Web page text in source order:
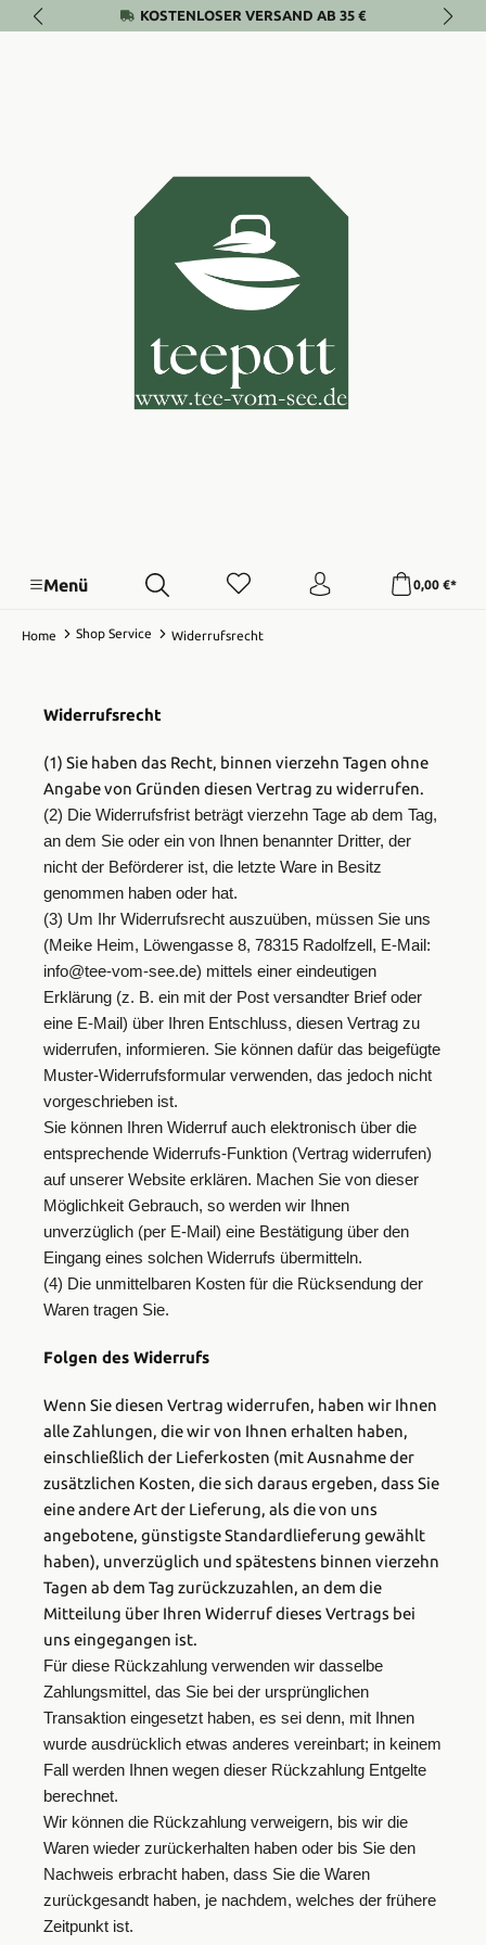
Zum Hauptinhalt springenKOSTENLOSER VERSAND AB 35 €
Menü 0,00 €*
Home Shop Service Widerrufsrecht
Widerrufsrecht
(1) Sie haben das Recht, binnen vierzehn Tagen ohne
Angabe von Gründen diesen Vertrag zu widerrufen.
(2) Die Widerrufsfrist beträgt vierzehn Tage ab dem Tag,
an dem Sie oder ein von Ihnen benannter Dritter, der
nicht der Beförderer ist, die letzte Ware in Besitz
genommen haben oder hat.
(3) Um Ihr Widerrufsrecht auszuüben, müssen Sie uns
(Meike Heim, Löwengasse 8, 78315 Radolfzell, E-Mail:
info@tee-vom-see.de) mittels einer eindeutigen
Erklärung (z. B. ein mit der Post versandter Brief oder
eine E-Mail) über Ihren Entschluss, diesen Vertrag zu
widerrufen, informieren. Sie können dafür das beigefügte
Muster-Widerrufsformular verwenden, das jedoch nicht
vorgeschrieben ist.
Sie können Ihren Widerruf auch elektronisch über die
entsprechende Widerrufs-Funktion (Vertrag widerrufen)
auf unserer Website erklären. Machen Sie von dieser
Möglichkeit Gebrauch, so werden wir Ihnen
unverzüglich (per E-Mail) eine Bestätigung über den
Eingang eines solchen Widerrufs übermitteln.
(4) Die unmittelbaren Kosten für die Rücksendung der
Waren tragen Sie.
Folgen des Widerrufs
Wenn Sie diesen Vertrag widerrufen, haben wir Ihnen
alle Zahlungen, die wir von Ihnen erhalten haben,
einschließlich der Lieferkosten (mit Ausnahme der
zusätzlichen Kosten, die sich daraus ergeben, dass Sie
eine andere Art der Lieferung, als die von uns
angebotene, günstigste Standardlieferung gewählt
haben), unverzüglich und spätestens binnen vierzehn
Tagen ab dem Tag zurückzuzahlen, an dem die
Mitteilung über Ihren Widerruf dieses Vertrags bei
uns eingegangen ist.
Für diese Rückzahlung verwenden wir dasselbe
Zahlungsmittel, das Sie bei der ursprünglichen
Transaktion eingesetzt haben, es sei denn, mit Ihnen
wurde ausdrücklich etwas anderes vereinbart; in keinem
Fall werden Ihnen wegen dieser Rückzahlung Entgelte
berechnet.
Wir können die Rückzahlung verweigern, bis wir die
Waren wieder zurückerhalten haben oder bis Sie den
Nachweis erbracht haben, dass Sie die Waren
zurückgesandt haben, je nachdem, welches der frühere
Zeitpunkt ist.